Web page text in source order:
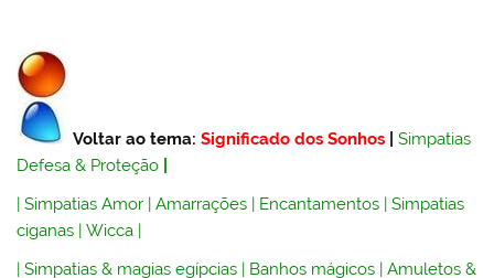
Voltar ao tema:Significado dos Sonhos |Simpatias
Defesa & Proteção
|Simpatias Amor |Amarrações | Encantamentos |Simpatias
ciganas |Wicca |
|Simpatias & magias egípcias Banhos mágicos |Amuletos &